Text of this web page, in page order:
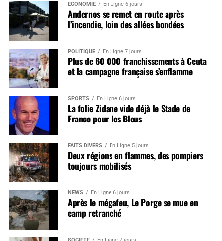
ÉCONOMIE En Ligne 6 jours
Andernos se remet en route après
l’incendie, loin des allées bondées
POLITIQUE En Ligne 7 jours
Plus de 60 000 franchissements à Ceuta
et la campagne française s’enflamme
SPORTS En Ligne 6 jours
La folie Zidane vide déjà le Stade de
France pour les Bleus
FAITS DIVERS En Ligne 5 jours
Deux régions en flammes, des pompiers
toujours mobilisés
NEWS En Ligne 6 jours
Après le mégafeu, Le Porge se mue en
camp retranché
SOCIÉTÉ En Ligne 7 jours